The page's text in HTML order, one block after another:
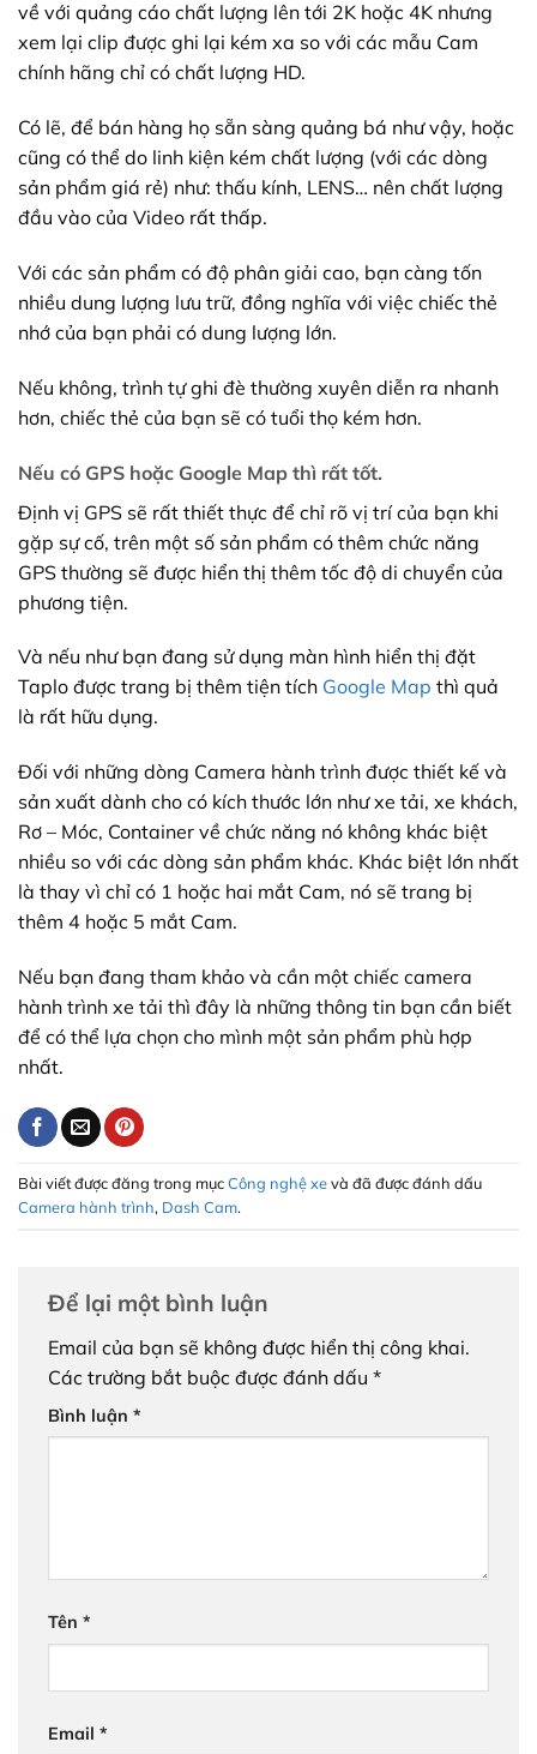
về với quảng cáo chất lượng lên tới 2K hoặc 4K nhưng
xem lại clip được ghi lại kém xa so với các mẫu Cam
chính hãng chỉ có chất lượng HD.
Có lẽ, để bán hàng họ sẵn sàng quảng bá như vậy, hoặc
cũng có thể do linh kiện kém chất lượng (với các dòng
sản phẩm giá rẻ) như: thấu kính, LENS… nên chất lượng
đầu vào của Video rất thấp.
Với các sản phẩm có độ phân giải cao, bạn càng tốn
nhiều dung lượng lưu trữ, đồng nghĩa với việc chiếc thẻ
nhớ của bạn phải có dung lượng lớn.
Nếu không, trình tự ghi đè thường xuyên diễn ra nhanh
hơn, chiếc thẻ của bạn sẽ có tuổi thọ kém hơn.
Nếu có GPS hoặc Google Map thì rất tốt.
Định vị GPS sẽ rất thiết thực để chỉ rõ vị trí của bạn khi
gặp sự cố, trên một số sản phẩm có thêm chức năng
GPS thường sẽ được hiển thị thêm tốc độ di chuyển của
phương tiện.
Và nếu như bạn đang sử dụng màn hình hiển thị đặt
Taplo được trang bị thêm tiện tích Google Map thì quả
là rất hữu dụng.
Đối với những dòng Camera hành trình được thiết kế và
sản xuất dành cho có kích thước lớn như xe tải, xe khách,
Rơ – Móc, Container về chức năng nó không khác biệt
nhiều so với các dòng sản phẩm khác. Khác biệt lớn nhất
là thay vì chỉ có 1 hoặc hai mắt Cam, nó sẽ trang bị
thêm 4 hoặc 5 mắt Cam.
Nếu bạn đang tham khảo và cần một chiếc camera
hành trình xe tải thì đây là những thông tin bạn cần biết
để có thể lựa chọn cho mình một sản phẩm phù hợp
nhất.
Bài viết được đăng trong mụcCông nghệ xevà đã được đánh dấu
Camera hành trình, Dash Cam.
Để lại một bình luận
Email của bạn sẽ không được hiển thị công khai.
Các trường bắt buộc được đánh dấu *
Bình luận *
Tên *
Email *